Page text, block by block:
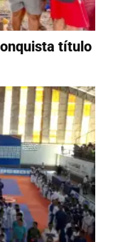
título